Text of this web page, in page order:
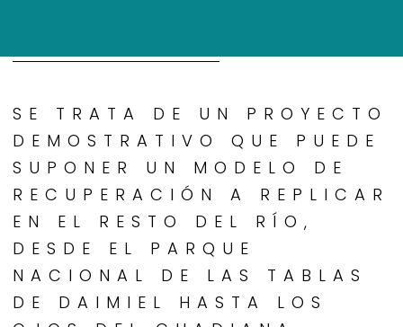
SE TRATA DE UN PROYECTO
DEMOSTRATIVO QUE PUEDE
SUPONER UN MODELO DE
RECUPERACIÓN A REPLICAR
EN EL RESTO DEL RÍO,
DESDE EL PARQUE
NACIONAL DE LAS TABLAS
DE DAIMIEL HASTA LOS